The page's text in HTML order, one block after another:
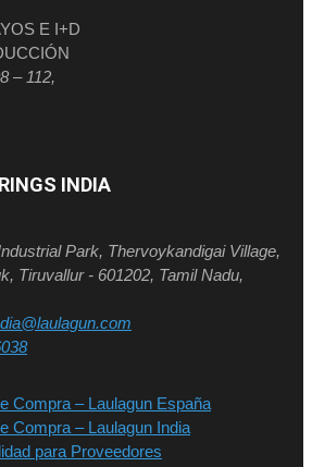
E I+D
– 112,
INDIA
Park, Thervoykandigai Village,
Tiruvallur - 601202, Tamil Nadu,
Compra – Laulagun España
Compra – Laulagun India
para Proveedores